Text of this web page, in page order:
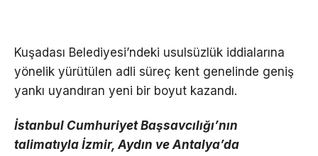
Kuşadası Belediyesi’ndeki usulsüzlük iddialarına
yönelik yürütülen adli süreç kent genelinde geniş
yankı uyandıran yeni bir boyut kazandı.
İstanbul Cumhuriyet Başsavcılığı’nın
talimatıyla İzmir, Aydın ve Antalya’da